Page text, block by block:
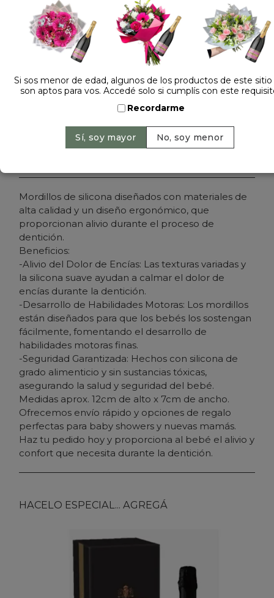
Dejá tu opinión
Cantidad:
Agregar al carrito
Mordillos de silicona diseñados con materiales de
alta calidad y un diseño ergonómico, que
proporcionan alivio durante el proceso de
dentición.
Beneficios:
-Alivio del Dolor de Encías: Las texturas variadas y
la silicona suave ayudan a calmar el dolor de
encías durante la dentición.
-Desarrollo de Habilidades Motoras: Los mordillos
están diseñados para que los bebés los sostengan
fácilmente, fomentando el desarrollo de
habilidades motoras finas.
-Seguridad Garantizada: Hechos con silicona de
grado alimenticio y sin sustancias tóxicas,
asegurando la salud y seguridad del bebé.
Medidas aprox. 12cm de alto x 7cm de ancho.
Ofrecemos envío rápido y opciones de regalo
perfectas para baby showers y nuevas mamás.
Haz tu pedido hoy y proporciona al bebé el alivio y
confort que necesita durante la dentición.
HACELO ESPECIAL... AGREGÁ
Si sos menor de edad, algunos de los productos de este
son aptos para vos. Accedé solo si cumplís con este
Recordarme